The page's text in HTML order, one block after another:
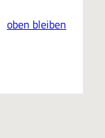
oben bleiben